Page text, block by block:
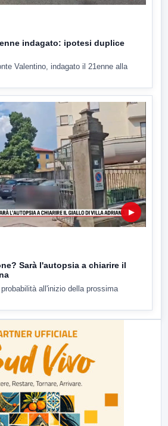
indagato: ipotesi duplice
Valentino, indagato il 21enne alla
▶
Sarà l'autopsia a chiarire il
all'inizio della prossima